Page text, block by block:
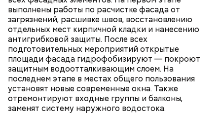
выполнены работы по расчистке фасада от
загрязнений, расшивке швов, восстановлению
отдельных мест кирпичной кладки и нанесению
антигрибковой защиты. После всех
подготовительных мероприятий открытые
площади фасада гидрофобизируют — покроют
защитным водоотталкивающим слоем. На
последнем этапе в местах общего пользования
установят новые современные окна. Также
отремонтируют входные группы и балконы,
заменят систему наружного водостока.